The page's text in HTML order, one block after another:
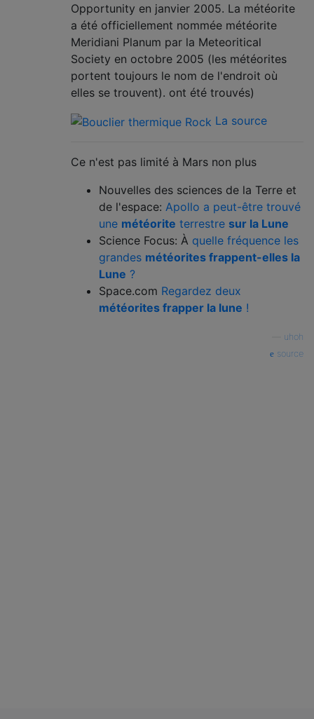
Opportunity en janvier 2005. La météorite
a été officiellement nommée météorite
Meridiani Planum par la Meteoritical
Society en octobre 2005 (les météorites
portent toujours le nom de l'endroit où
elles se trouvent). ont été trouvés)
La source
Ce n'est pas limité à Mars non plus
Nouvelles des sciences de la Terre et
de l'espace: Apollo a peut-être trouvé
une météorite terrestre sur la Lune
Science Focus: À quelle fréquence les
grandes météorites frappent-elles la
Lune ?
Space.com Regardez deux
météorites frapper la lune !
uhoh
source